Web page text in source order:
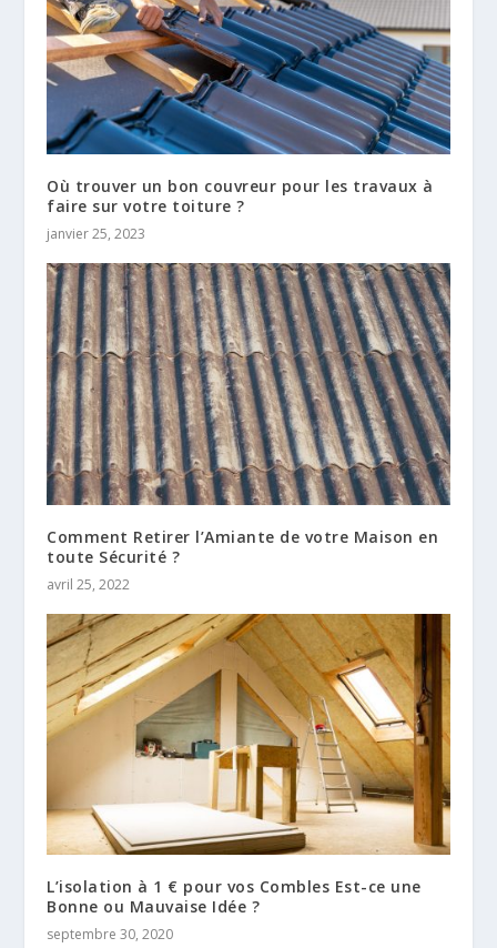
Où trouver un bon couvreur pour les travaux à
faire sur votre toiture ?
janvier 25, 2023
Comment Retirer l’Amiante de votre Maison en
toute Sécurité ?
avril 25, 2022
L’isolation à 1 € pour vos Combles Est-ce une
Bonne ou Mauvaise Idée ?
septembre 30, 2020